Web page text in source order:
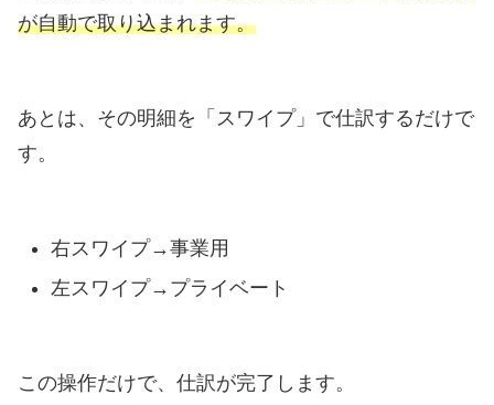
が自動で取り込まれます。
あとは、その明細を「スワイプ」で仕訳するだけで
す。
右スワイプ→事業用
左スワイプ→プライベート
この操作だけで、仕訳が完了します。